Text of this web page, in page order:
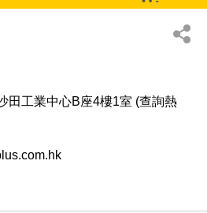
田工業中心B座4樓1室 (查詢熱